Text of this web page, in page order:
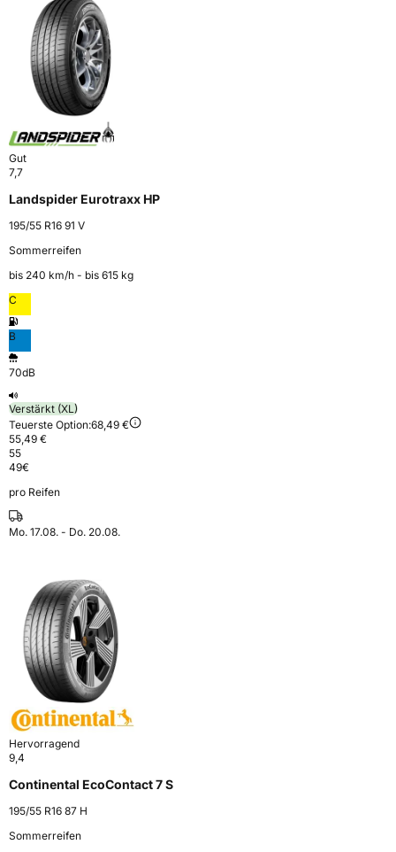
Gut
7,7
Landspider Eurotraxx HP
195/55 R16 91 V
Sommerreifen
bis 240 km⁠/⁠h - bis 615 kg
C
B
70dB
Verstärkt (XL)
Teuerste Option:68,49 €
55,49 €
55
49€
pro Reifen
Mo. 17.08. - Do. 20.08.
Hervorragend
9,4
Continental EcoContact 7 S
195/55 R16 87 H
Sommerreifen